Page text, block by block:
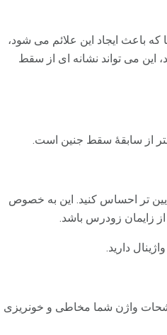
هستید، سطح هورمون شما که باعث ایجاد این علائم می شود،
این می تواند نشانه ای از سقط
تر احساس کنید. این به خصوص
از زایمان زودرس باشد.
دارید.
واژن شما مخاطی و خونریزی